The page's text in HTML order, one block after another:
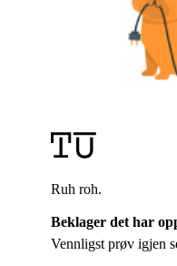
Ruh roh.
Beklager det har
Vennligst prøv igjen